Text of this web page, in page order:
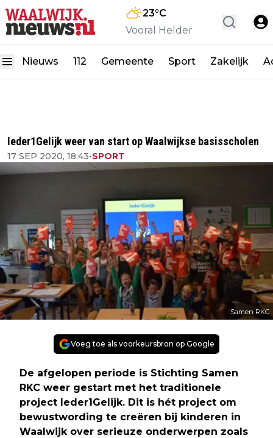
23°C
Vooral Helder
Nieuws 112 Gemeente Sport Zakelijk
Ieder1Gelijk weer van start op Waalwijkse basisscholen
17 SEP 2020, 18:43•SPORT
Samen RKC
Voeg toe als voorkeursbron op Google
De afgelopen periode is Stichting Samen
RKC weer gestart met het traditionele
project Ieder1Gelijk. Dit is hét project om
bewustwording te creëren bij kinderen in
Waalwijk over serieuze onderwerpen zoals